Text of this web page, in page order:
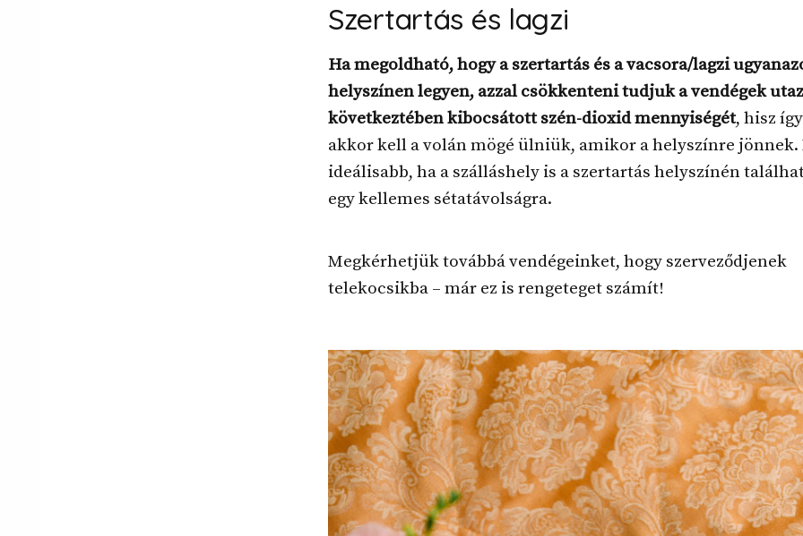
Szertartás és lagzi
Ha megoldható, hogy a szertartás és a vacsora/lagzi
helyszínen legyen, azzal csökkenteni tudjuk a vendégek
következtében kibocsátott szén-dioxid mennyiségét, hisz
akkor kell a volán mögé ülniük, amikor a helyszínre jönnek.
ideálisabb, ha a szálláshely is a szertartás helyszínén
egy kellemes sétatávolságra.
Megkérhetjük továbbá vendégeinket, hogy szerveződjenek
telekocsikba – már ez is rengeteget számít!